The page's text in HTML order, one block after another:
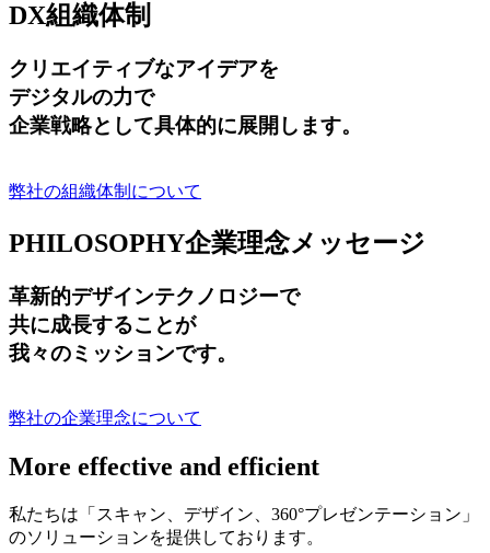
DX組織体制
クリエイティブなアイデアを
デジタルの力で
企業戦略として具体的に展開します。
弊社の組織体制について
PHILOSOPHY企業理念メッセージ
革新的デザインテクノロジーで
共に成長することが
我々のミッションです。
弊社の企業理念について
More effective and efficient
私たちは「スキャン、デザイン、360°プレゼンテーション」
のソリューションを提供しております。